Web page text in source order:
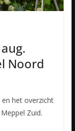
Noord
het overzicht
Zuid.